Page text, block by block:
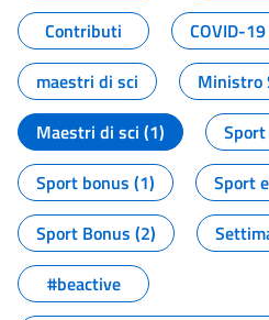
Contributi
COVID-
maestri di sci
Ministro
Maestri di sci (1)
Sport bonus (1)
Sport
Sport Bonus (2)
#beactive